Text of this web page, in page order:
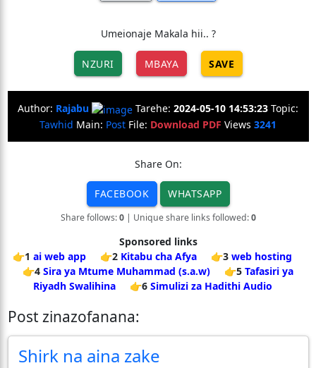
Umeionaje Makala hii.. ?
NZURI MBAYA SAVE
Author: Rajabu Tarehe: 2024-05-10 14:53:23 Topic:
Tawhid Main: Post File: Download PDF Views 3241
Share On:
FACEBOOK WHATSAPP
Share follows:0| Unique share links followed:0
Sponsored links
👉1 ai web app 👉2 Kitabu cha Afya 👉3 web hosting
👉4 Sira ya Mtume Muhammad (s.a.w) 👉5 Tafasiri ya
Riyadh Swalihina
👉6 Simulizi za Hadithi Audio
Post zinazofanana:
Shirk na aina zake